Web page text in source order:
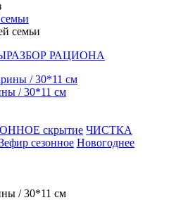
РАЗБОР РАЦИОНА
/ 30*11 см
скрытие ЧИСТКА
сезонное Новогоднее
/ 30*11 см